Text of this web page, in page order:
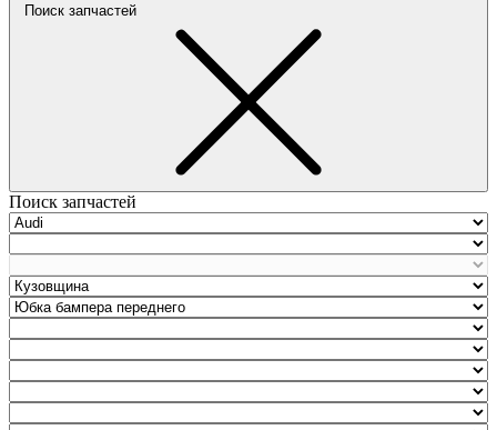
Поиск запчастей
Поиск запчастей